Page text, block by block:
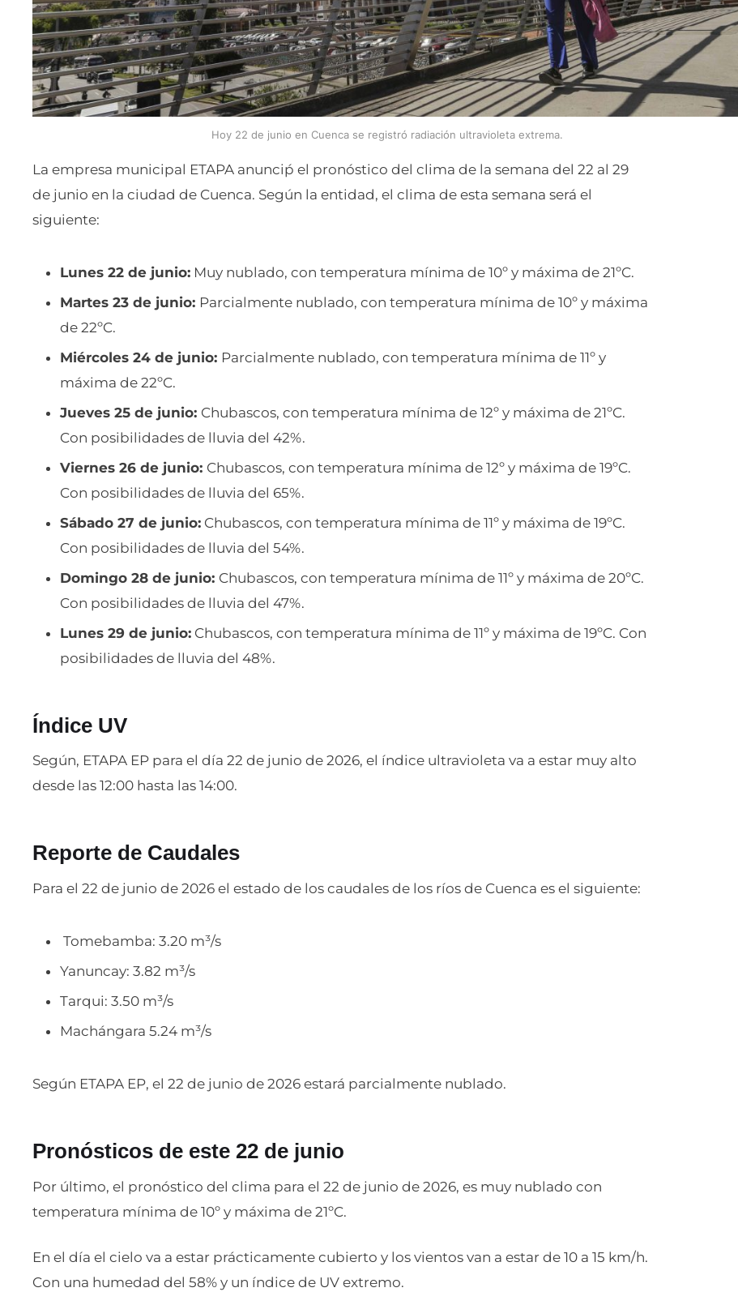
Hoy 22 de junio en Cuenca se registró radiación ultravioleta extrema.
La empresa municipal ETAPA anunciṕ el pronóstico del clima de la semana del 22 al 29
de junio en la ciudad de Cuenca. Según la entidad, el clima de esta semana será el
siguiente:
Lunes 22 de junio: Muy nublado, con temperatura mínima de 10º y máxima de 21ºC.
Martes 23 de junio: Parcialmente nublado, con temperatura mínima de 10º y máxima
de 22ºC.
Miércoles 24 de junio: Parcialmente nublado, con temperatura mínima de 11º y
máxima de 22ºC.
Jueves 25 de junio: Chubascos, con temperatura mínima de 12º y máxima de 21ºC.
Con posibilidades de lluvia del 42%.
Viernes 26 de junio: Chubascos, con temperatura mínima de 12º y máxima de 19ºC.
Con posibilidades de lluvia del 65%.
Sábado 27 de junio: Chubascos, con temperatura mínima de 11º y máxima de 19ºC.
Con posibilidades de lluvia del 54%.
Domingo 28 de junio: Chubascos, con temperatura mínima de 11º y máxima de 20ºC.
Con posibilidades de lluvia del 47%.
Lunes 29 de junio: Chubascos, con temperatura mínima de 11º y máxima de 19ºC. Con
posibilidades de lluvia del 48%.
Índice UV
Según, ETAPA EP para el día 22 de junio de 2026, el índice ultravioleta va a estar muy alto
desde las 12:00 hasta las 14:00.
Reporte de Caudales
Para el 22 de junio de 2026 el estado de los caudales de los ríos de Cuenca es el siguiente:
Tomebamba: 3.20 m³/s
Yanuncay: 3.82 m³/s
Tarqui: 3.50 m³/s
Machángara 5.24 m³/s
Según ETAPA EP, el 22 de junio de 2026 estará parcialmente nublado.
Pronósticos de este 22 de junio
Por último, el pronóstico del clima para el 22 de junio de 2026, es muy nublado con
temperatura mínima de 10º y máxima de 21ºC.
En el día el cielo va a estar prácticamente cubierto y los vientos van a estar de 10 a 15 km/h.
Con una humedad del 58% y un índice de UV extremo.